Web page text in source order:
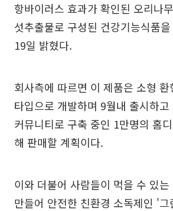
항바이러스 효과가 확인된 오리나
섯추출물로 구성된 건강기능식품
19일 밝혔다.
회사측에 따르면 이 제품은 소형
타입으로 개발하며 9월내 출시하
커뮤니티로 구축 중인 1만명의 홈
해 판매할 계획이다.
이와 더불어 사람들이 먹을 수 있
만들어 안전한 친환경 소독제인 '